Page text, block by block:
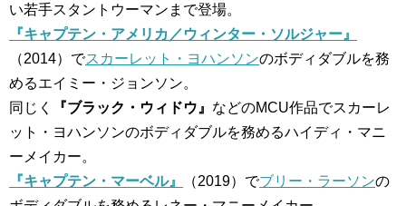
い若手スタントウーマンまで登場。
『キャプテン・アメリカ／ウィンター・ソルジャー』
（2014）でスカーレット・ヨハンソンのボディダブルを務
めるエイミー・ジョンソン。
同じく
『ブラック・ウィドウ』 などのMCU作品でスカーレ
ット・ヨハンソンのボディダブルを務めるハイディ・マニ
ーメイカー。
『キャプテン・マーベル』
（2019）でブリー・ラーソンの